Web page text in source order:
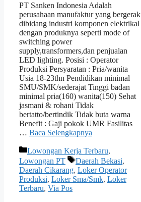
PT Sanken Indonesia Adalah
perusahaan manufaktur yang bergerak
dibidang industri komponen elektrikal
dengan produknya seperti mode of
switching power
supply,transformers,dan penjualan
LED lighting. Posisi : Operator
Produksi Persyaratan : Pria/wanita
Usia 18-23thn Pendidikan minimal
SMU/SMK/sederajat Tinggi badan
minimal pria(160) wanita(150) Sehat
jasmani & rohani Tidak
bertatto/bertindik Tidak buta warna
Benefit : Gaji pokok UMR Fasilitas
… Baca Selengkapnya
Kategori
Lowongan Kerja Terbaru,
Lowongan PT
Tag
Daerah Bekasi,
Daerah Cikarang, Loker Operator
Produksi, Loker Sma/Smk, Loker
Terbaru, Via Pos